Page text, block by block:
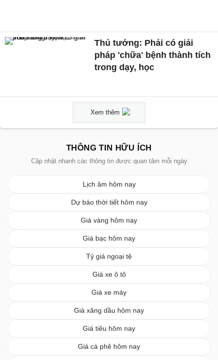
Thủ tướng: Phải có giải
pháp 'chữa' bệnh thành tích
trong dạy, học
Xem thêm
THÔNG TIN HỮU ÍCH
Cập nhật nhanh các thông tin được quan tâm mỗi ngày
Lịch âm hôm nay
Dự báo thời tiết hôm nay
Giá vàng hôm nay
Giá bạc hôm nay
Tỷ giá ngoại tệ
Giá xe ô tô
Giá xe máy
Giá xăng dầu hôm nay
Giá tiêu hôm nay
Giá cà phê hôm nay